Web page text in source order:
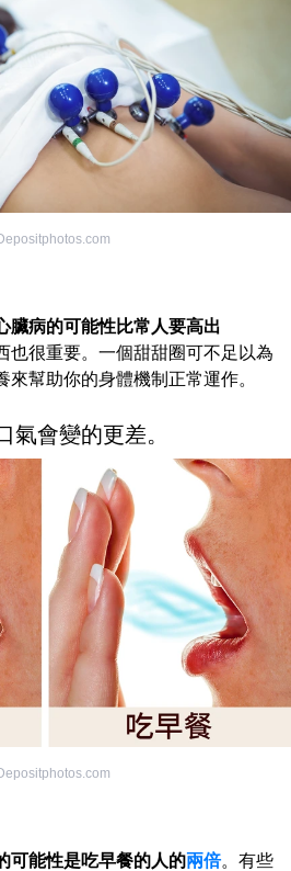
臟病的可能性比常人要高出
也很重要。一個甜甜圈可不足以為
幫助你的身體機制正常運作。
氣會變的更差。
可能性是吃早餐的人的兩倍。有些